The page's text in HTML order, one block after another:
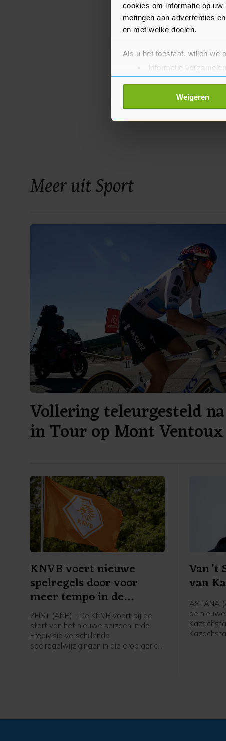
cookies om informatie op uw
metingen aan advertenties
en met welke doelen.
Als u het toestaat, willen we
Informatie
Uw apparaat
Lees meer over hoe uw
toestemming op elk moment
Weigeren
Meer uit Sport
Vollering teleurgesteld
in Tour op Mont Ventoux
KNVB voert nieuwe
spelregels door voor
meer tempo in de
wedstrijd
ZEIST (ANP) - De KNVB voert bij de
start van het nieuwe seizoen in de
Eredivisie verschillende
spelregelwijzigingen in die erop gericht
Van 't
van
ASTANA
de